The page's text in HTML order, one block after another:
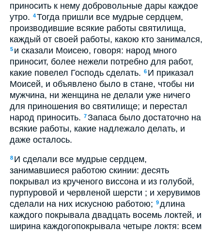
приносить к нему добровольные дары каждое
утро. 4Тогда пришли все мудрые сердцем,
производившие всякие работы святилища,
каждый от своей работы, какою кто занимался,
5 и сказали Моисею, говоря: народ много
приносит, более нежели потребно для работ,
какие повелел Господь сделать. 6 И приказал
Моисей, и объявлено было в стане, чтобы ни
мужчина, ни женщина не делали уже ничего
для приношения во святилище; и перестал
народ приносить. 7Запаса было достаточно на
всякие работы, какие надлежало делать, и
даже осталось.
8 И сделали все мудрые сердцем,
занимавшиеся работою скинии: десять
покрывал из крученого виссона и из голубой,
пурпуровой и червленой шерсти ; и херувимов
сделали на них искусною работою; 9длина
каждого покрывала двадцать восемь локтей, и
ширина каждогопокрывала четыре локтя: всем